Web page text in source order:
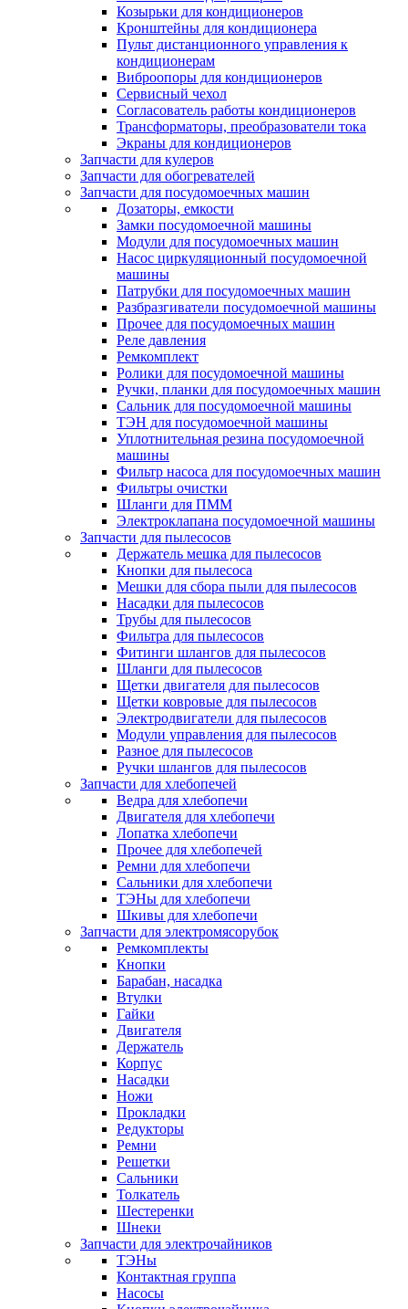
Козырьки для кондиционеров
Кронштейны для кондиционера
Пульт дистанционного управления к
кондиционерам
Виброопоры для кондиционеров
Сервисный чехол
Согласователь работы кондиционеров
Трансформаторы, преобразователи тока
Экраны для кондиционеров
Запчасти для кулеров
Запчасти для обогревателей
Запчасти для посудомоечных машин
Дозаторы, емкости
Замки посудомоечной машины
Модули для посудомоечных машин
Насос циркуляционный посудомоечной
машины
Патрубки для посудомоечных машин
Разбразгиватели посудомоечной машины
Прочее для посудомоечных машин
Реле давления
Ремкомплект
Ролики для посудомоечной машины
Ручки, планки для посудомоечных машин
Сальник для посудомоечной машины
ТЭН для посудомоечной машины
Уплотнительная резина посудомоечной
машины
Фильтр насоса для посудомоечных машин
Фильтры очистки
Шланги для ПММ
Электроклапана посудомоечной машины
Запчасти для пылесосов
Держатель мешка для пылесосов
Кнопки для пылесоса
Мешки для сбора пыли для пылесосов
Насадки для пылесосов
Трубы для пылесосов
Фильтра для пылесосов
Фитинги шлангов для пылесосов
Шланги для пылесосов
Щетки двигателя для пылесосов
Щетки ковровые для пылесосов
Электродвигатели для пылесосов
Модули управления для пылесосов
Разное для пылесосов
Ручки шлангов для пылесосов
Запчасти для хлебопечей
Ведра для хлебопечи
Двигателя для хлебопечи
Лопатка хлебопечи
Прочее для хлебопечей
Ремни для хлебопечи
Сальники для хлебопечи
ТЭНы для хлебопечи
Шкивы для хлебопечи
Запчасти для электромясорубок
Ремкомплекты
Кнопки
Барабан, насадка
Втулки
Гайки
Двигателя
Держатель
Корпус
Насадки
Ножи
Прокладки
Редукторы
Ремни
Решетки
Сальники
Толкатель
Шестеренки
Шнеки
Запчасти для электрочайников
ТЭНы
Контактная группа
Насосы